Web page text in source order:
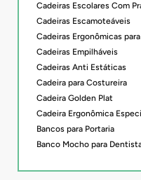
Cadeiras Escolares Com
Cadeiras Escamoteáveis
Cadeiras Ergonômicas
Cadeiras Empilháveis
Cadeiras Anti Estáticas
Cadeira para Costureira
Cadeira Golden Plat
Cadeira Ergonômica
Bancos para Portaria
Banco Mocho para